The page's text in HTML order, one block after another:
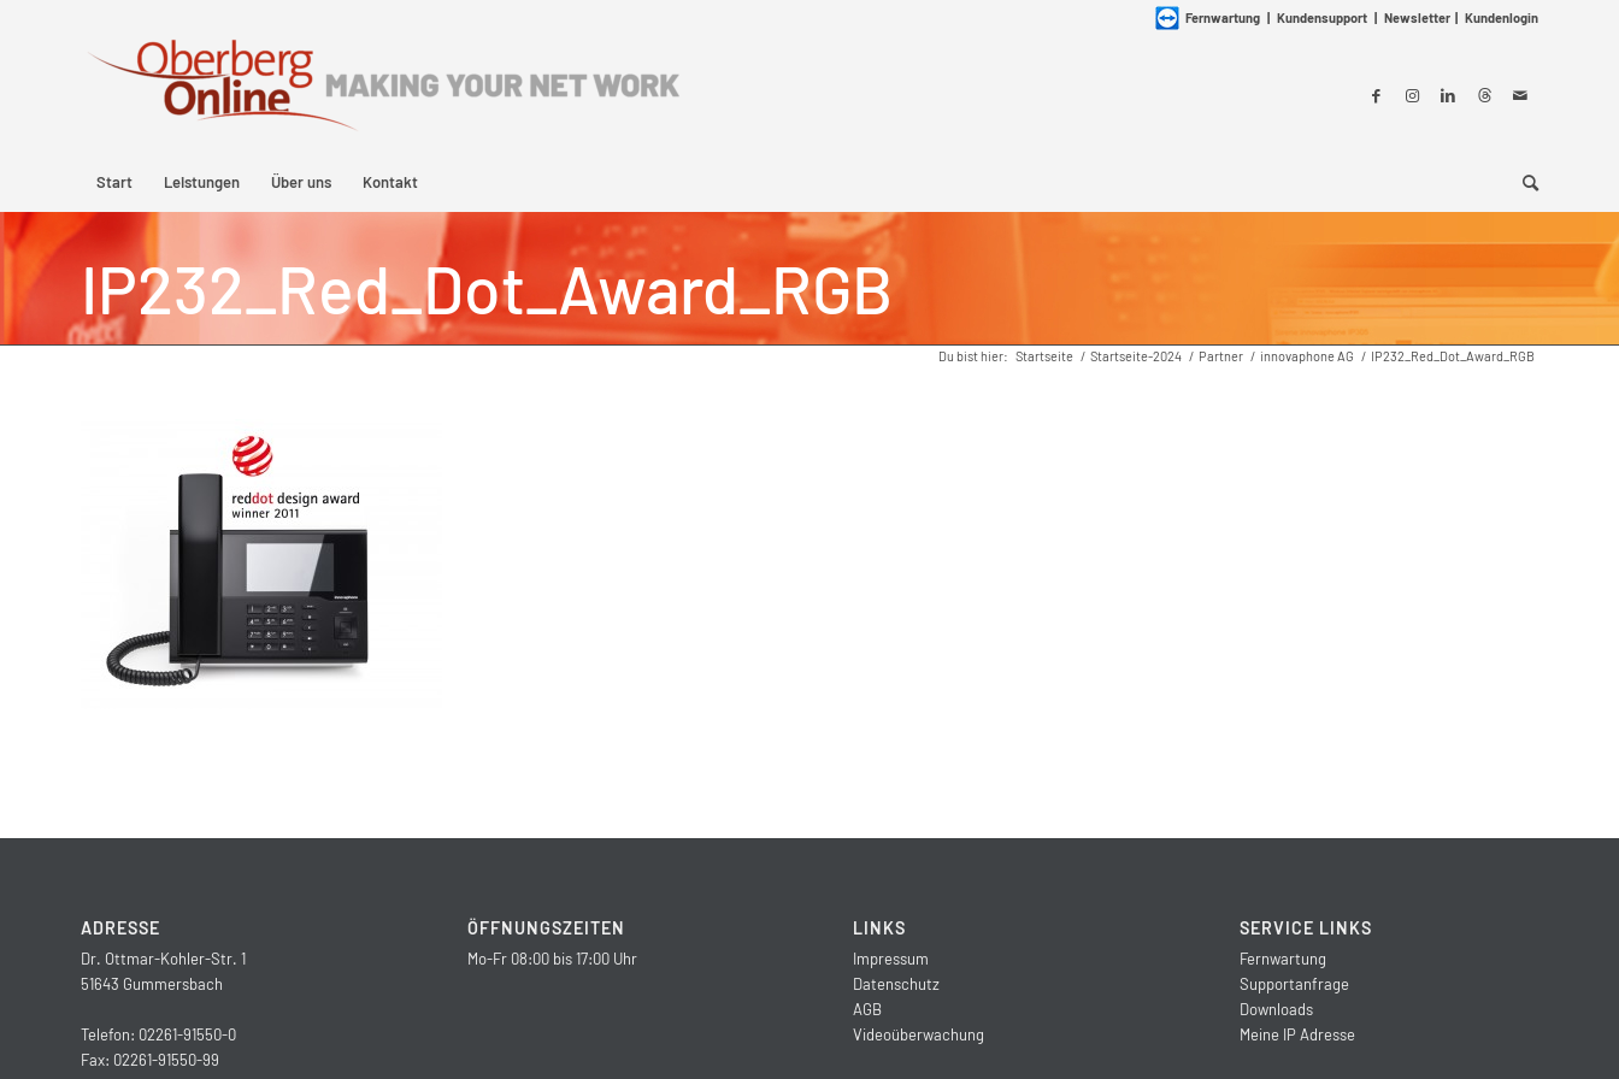
Fernwartung | Kundensupport | Newsletter | Kundenlogin
Start Leistungen Über uns Kontakt
IP232_Red_Dot_Award_RGB
Du bist hier: Startseite / Startseite-2024 / Partner / innovaphone AG / IP232_Red_Dot_Award_RGB
ADRESSE
Dr. Ottmar-Kohler-Str. 1
51643 Gummersbach
Telefon: 02261-91550-0
Fax: 02261-91550-99
ÖFFNUNGSZEITEN
Mo-Fr 08:00 bis 17:00 Uhr
LINKS
Impressum
Datenschutz
AGB
Videoüberwachung
SERVICE LINKS
Fernwartung
Supportanfrage
Downloads
Meine IP Adresse